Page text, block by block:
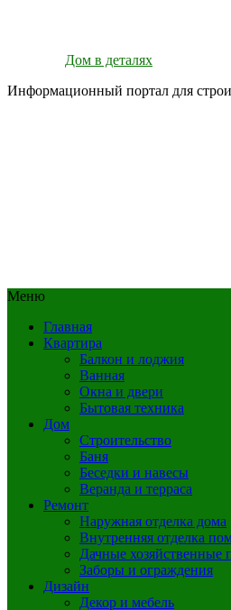
Дом в деталях
Информационный портал для
Меню
Главная
Квартира
Балкон и лоджия
Ванная
Окна и двери
Бытовая техника
Дом
Строительство
Баня
Беседки и навесы
Веранда и терраса
Ремонт
Наружная отделка дома
Внутренняя отделка
Дачные хозяйственные
Заборы и ограждения
Дизайн
Декор и мебель